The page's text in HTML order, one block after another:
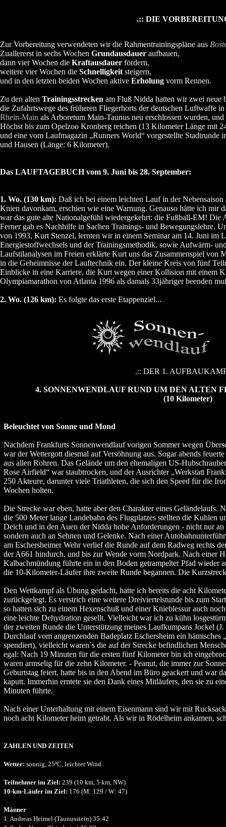
.:: DIE
Zur Vorbereitung verwendeten wir die Rahmentrainingspläne aus
Zuallererst in sechs Wochen Grundausdauer aufbauen,
dann vier Wochen die Kraftausdauer fördern,
weitere vier Wochen die Schnelligkeit steigern,
und in den letzten beiden Wochen aktive Erholung vorm Rennen.
Zu den alten Trainingsstrecken am Fluß Nidda hatten wir zwei neue
die Zufahrtswege des früheren Fliegerhorts der deutschen Luftwaffe
Rhein-Main als Arboretum Main-Taunus neu erschlossen wurden,
Höchst bis zum Opelzoo Kronberg reichen (13 Kilometer Länge mit
und eine vom Laufmagazin „Runners World“ vorgestellte
und Hausen (Länge: 6 Kilometer).
Das LAUFTAGEBUCH vom 9. Juni bis 28. September:
1. Wo. (130 km): Daß ich bei einem leichten Lauf in der
Knien davonkam, erschien wie eine Warnung. Genauso hätte ich mir
war das gute alte Nationalgefühl wiedergekehrt: die Fußball-EM! Die
Ferner gab es Nachhilfe in Sachen Trainings- und Bewegungslehre.
von 1993, Kurt Stenzel, lernten wir in einem Seminar am 14. Juni im
Energiestoffwechsels und der Trainingsmethodik, sowie Aufwärm-
Laufstilanalysen im Freien erklärte Kurt uns das Zusammenspiel von
in die Geheimnisse der Lauftechnik ein. Der kleine Kreis von fünf
Einblicke in eine Karriere, die Kurt wegen einer Kollision mit einem
Olympiamarathon von Atlanta 1996 als damals 33jähriger beenden
2. Wo. (126 km): Es folgte das erste Etappenziel...
.:: DER 1.
4. SONNENWENDLAUF RUND UM DEN ALTEN
(10 Kilometer)
Beleuchtet von Sonne und Mond
Nachdem Frankfurts Sonnenwendlauf vorigen Sommer wegen
war der Wettergott diesmal auf Versöhnung aus. Sogar abends
aus allen Rohren. Das Gelände um den ehemaligen US-
Rose Airfield“ war staubtrocken, und der Ausrichter „Werkstatt
250 Akteure, darunter viele Triathleten, die sich den Speed für die
Wochen holten.
Die Strecke war eben, hatte aber den Charakter eines Geländelaufs.
die 500 Meter lange Landebahn des Flugplatzes stellten die Kuhlen
Deich und in den Auen der Nidda hohe Anforderungen - nicht nur
sondern auch an Sehnen und Gelenke. Nach einer
am Eschersheimer Wehr verlief die Runde auf dem Radweg rechts
der A661 hindurch, und bis zur Wende vorm Nordpark. Nach einer
Kalbachmündung führte ein in den Boden getrampelter Pfad wieder
die 10-Kilometer-Läufer ihre zweite Runde begannen. Die
Den Wettkampf als Übung gedacht, hatte ich bereits die acht
zurückgelegt. Es verstrich eine weitere Dreiviertelstunde bis zum
so hatten sich zu einem Hexenschuß und einer Knieblessur auch
eine leichte Dehydration gesellt. Vielleicht war ich zu kühn
der zweiten Runde die Unterstützung meines Laufkumpans Jockel (J.
Durchlauf vom angrenzenden Badeplatz Eschersheim ein hämisches
spendiert), vielleicht waren´s die auf der Strecke befindlichen
egal: Nach 19 Minuten für die ersten fünf Kilometer bin ich
waren armselig für die zehn Kilometer. - Peanut, die immer zur
Geburtstag feiert, hatte bis in den Abend im Büro geackert und war
kaputt. Immerhin erntete sie den Dank eines Mitläufers, den sie zu
Minuten führte.
Nach einer Unterhaltung mit einem Eisenmann sind wir mit
noch acht Kilometer heim getrabt. Als wir in Rödelheim ankamen,
ZAHLEN UND ZEITEN
Wetter: sonnig, 25ºC, leichter Wind
Teilnehmer im Ziel: 239 (10 km, 5 km, NW)
10-km-Läufer im Ziel: 176 (M: 129 / W: 47)
Männer
1. Andreas Heimel (Taunusstein) 35:42